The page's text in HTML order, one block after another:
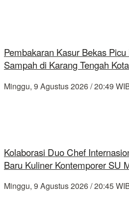
Pembakaran Kasur Bekas
Sampah di Karang Tengah
Minggu, 9 Agustus 2026 / 20:49
Kolaborasi Duo Chef
Baru Kuliner Kontemporer SU
Minggu, 9 Agustus 2026 / 20:45